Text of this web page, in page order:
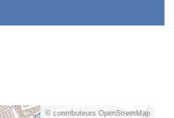
© contributeurs OpenStreetMap